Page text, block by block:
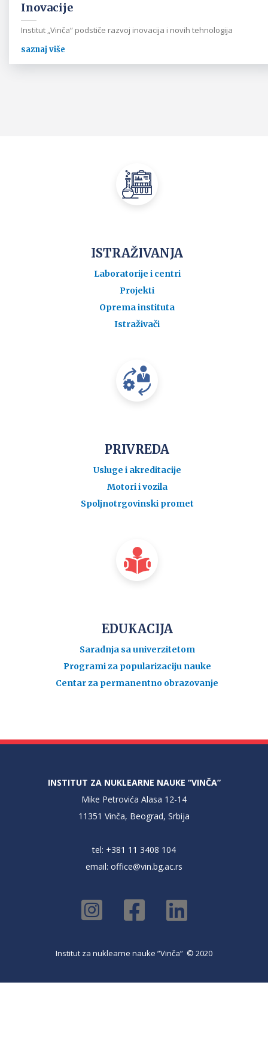
Inovacije
Institut „Vinča“ podstiče razvoj inovacija i novih tehnologija
saznaj više
ISTRAŽIVANJA
Laboratorije i centri
Projekti
Oprema instituta
Istraživači
PRIVREDA
Usluge i akreditacije
Motori i vozila
Spoljnotrgovinski promet
EDUKACIJA
Saradnja sa univerzitetom
Programi za popularizaciju nauke
Centar za permanentno obrazovanje
INSTITUT ZA NUKLEARNE NAUKE “VINČA”
Mike Petrovića Alasa 12-14
11351 Vinča, Beograd, Srbija
tel: +381 11 3408 104
email: office@vin.bg.ac.rs
Institut za nuklearne nauke ”Vinča” © 2020